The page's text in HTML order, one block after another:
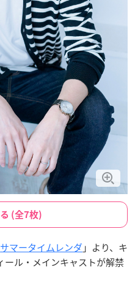
(全7枚)
サマータイムレンダ 」より、キ
ール・メインキャストが解禁